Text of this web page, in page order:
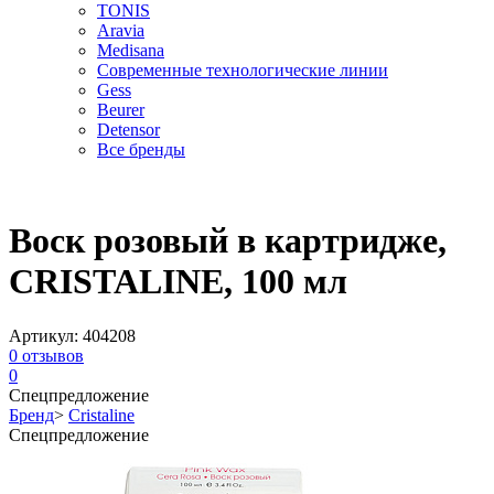
TONIS
Aravia
Medisana
Современные технологические линии
Gess
Beurer
Detensor
Все бренды
Воск розовый в картридже,
CRISTALINE, 100 мл
Артикул: 404208
0 отзывов
0
Спецпредложение
Бренд> Cristaline
Спецпредложение